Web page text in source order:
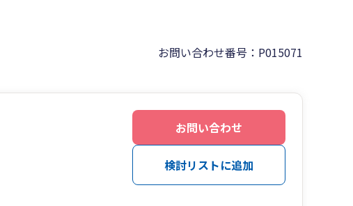
お問い合わせ番号：P015071
お問い合わせ
検討リストに追加